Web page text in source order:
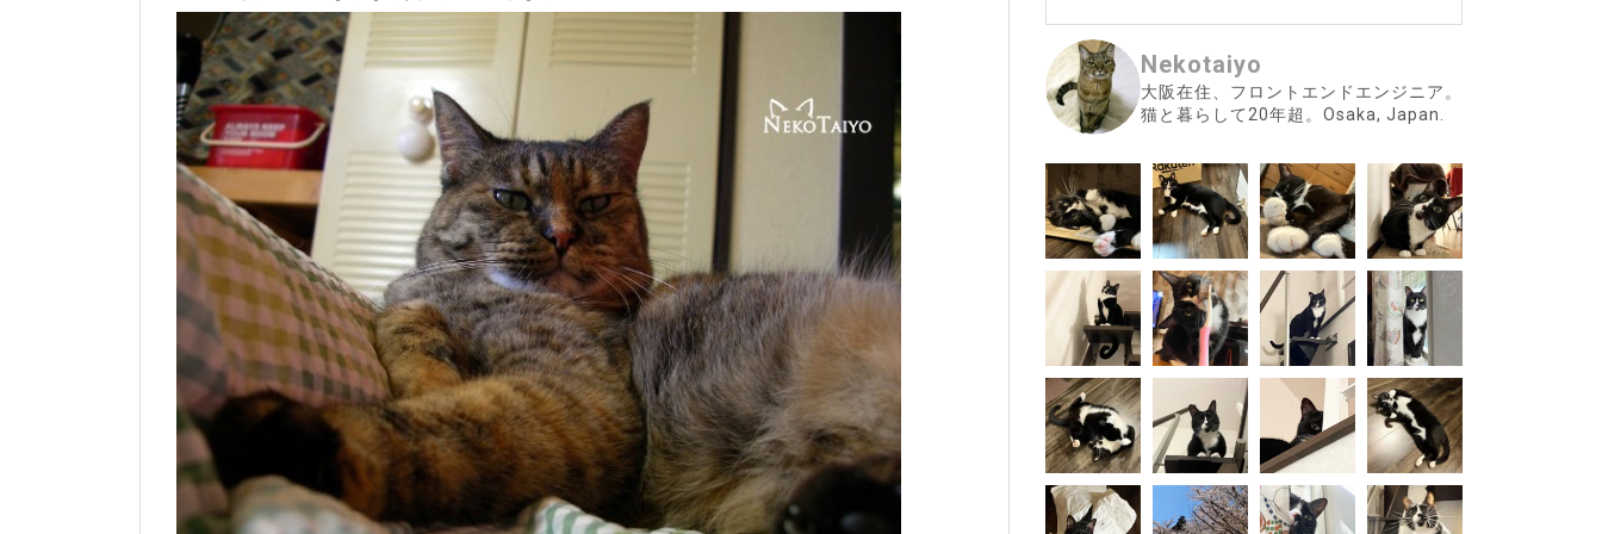
Nekotaiyo
大阪在住、フロントエンドエンジニア。
猫と暮らして20年超。Osaka, Japan.